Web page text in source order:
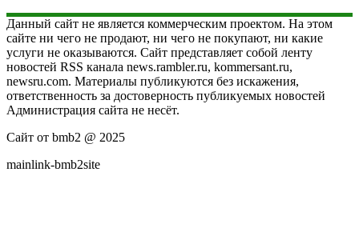
Данный сайт не является коммерческим проектом. На этом
сайте ни чего не продают, ни чего не покупают, ни какие
услуги не оказываются. Сайт представляет собой ленту
новостей RSS канала news.rambler.ru, kommersant.ru,
newsru.com. Материалы публикуются без искажения,
ответственность за достоверность публикуемых новостей
Администрация сайта не несёт.
Сайт от bmb2 @ 2025
mainlink-bmb2site